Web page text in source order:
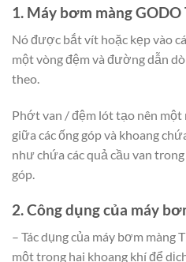
1. Máy bơm màng
Nó được bắt vít hoặc kẹp vào
một vòng đệm và đường dẫn
theo.
Phớt van / đệm lót tạo nên một
giữa các ống góp và khoang
như chứa các quả cầu van
góp.
2. Công dụng của máy
– Tác dụng của máy bơm
một trong hai khoang khí để